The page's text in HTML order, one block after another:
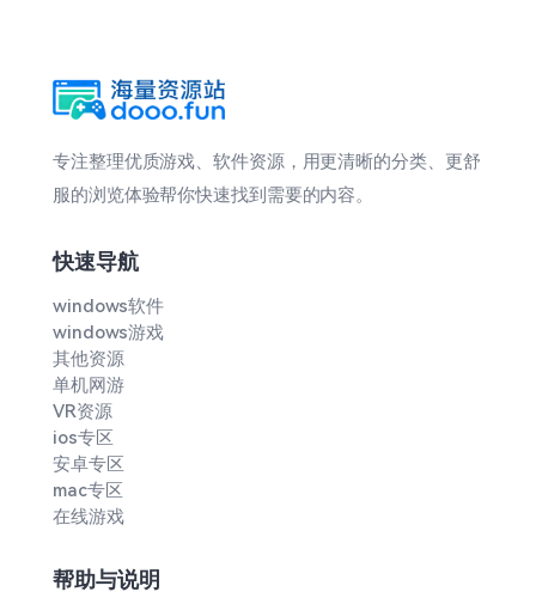
专注整理优质游戏、软件资源，用更清晰的分类、更舒
服的浏览体验帮你快速找到需要的内容。
快速导航
windows软件
windows游戏
其他资源
单机网游
VR资源
ios专区
安卓专区
mac专区
在线游戏
帮助与说明